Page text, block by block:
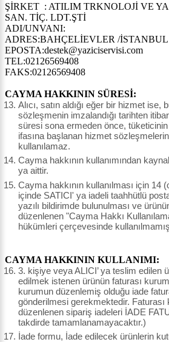
ŞİRKET : ATILIM TRKNOLOJİ VE
SAN. TİÇ. LDT.ŞTİ
ADI/UNVANI:
ADRES:BAHÇELİEVLER /İSTANBUL
EPOSTA:destek@yaziciservisi.com
TEL:02126569408
FAKS:02126569408
CAYMA HAKKININ SÜRESİ:
Alıcı, satın aldığı eğer bir hizmet ise,
sözleşmenin imzalandığı tarihten
süresi sona ermeden önce,
ifasına başlanan hizmet
kullanılamaz.
Cayma hakkının kullanımından
ya aittir.
Cayma hakkının kullanılması için 14
içinde SATICI' ya iadeli taahhütlü
yazılı bildirimde bulunulması ve
düzenlenen "Cayma Hakkı
hükümleri çerçevesinde
CAYMA HAKKININ KULLANIMI:
3. kişiye veya ALICI’ ya teslim edilen
edilmek istenen ürünün faturası
kurumun düzenlemiş olduğu iade
gönderilmesi gerekmektedir. Faturası
düzenlenen sipariş iadeleri İADE
takdirde tamamlanamayacaktır.)
İade formu, İade edilecek ürünlerin